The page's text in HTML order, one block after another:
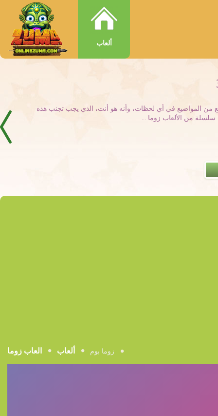
ألعاب
من المواضيع في أي لحظات، وأنه هو أنت، الذي يجب تجنب هذه
سلسلة من الألعاب زوما ...
العاب زوما ألعاب زوما بوم